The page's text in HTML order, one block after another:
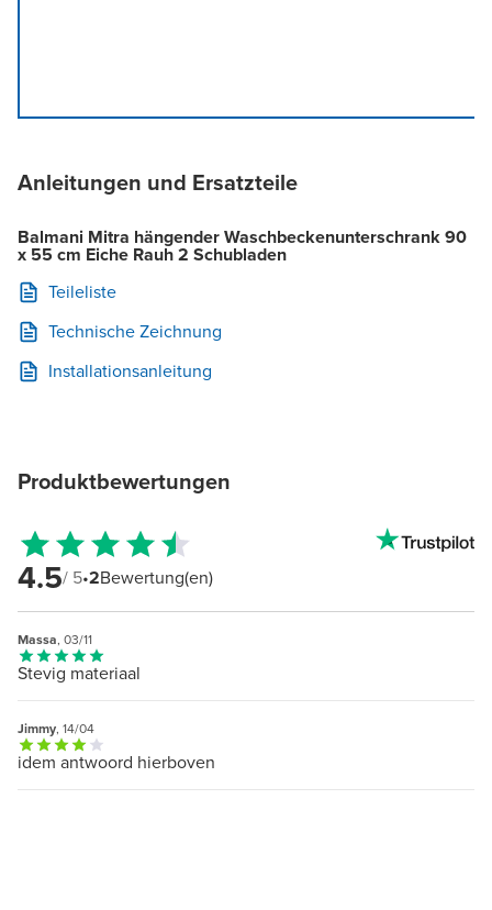
Anleitungen und Ersatzteile
Balmani Mitra hängender Waschbeckenunterschrank 90
x 55 cm Eiche Rauh 2 Schubladen
Teileliste
Technische Zeichnung
Installationsanleitung
Produktbewertungen
4.5/ 5•2Bewertung(en)
Massa, 03/11
Stevig materiaal
Jimmy, 14/04
idem antwoord hierboven